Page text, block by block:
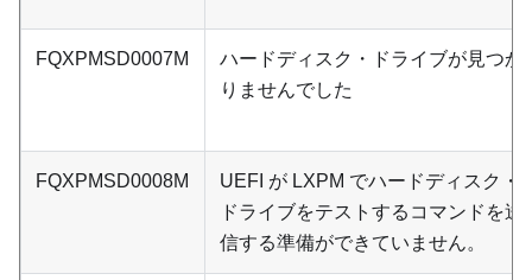
FQXPMSD0007M
ハードディスク・ドライブが見つか
りませんでした
FQXPMSD0008M
UEFI が LXPM でハードディスク・
ドライブをテストするコマンドを送
信する準備ができていません。